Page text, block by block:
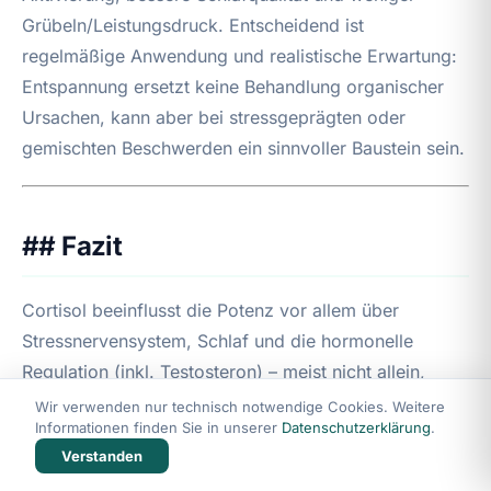
Grübeln/Leistungsdruck. Entscheidend ist
regelmäßige Anwendung und realistische Erwartung:
Entspannung ersetzt keine Behandlung organischer
Ursachen, kann aber bei stressgeprägten oder
gemischten Beschwerden ein sinnvoller Baustein sein.
## Fazit
Cortisol beeinflusst die Potenz vor allem über
Stressnervensystem, Schlaf und die hormonelle
Regulation (inkl. Testosteron) – meist nicht allein,
sondern im Zusammenspiel mit Gefäß- und
Verhaltensfaktoren. Kurzfristige Schwankungen sind
häufig normal; anhaltende oder zunehmende
Wir verwenden nur technisch notwendige Cookies. Weitere
Informationen finden Sie in unserer Datenschutzerklärung.
Verstanden